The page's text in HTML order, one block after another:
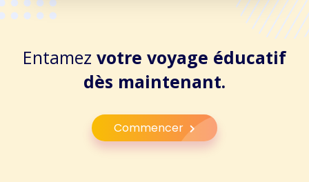
Entamez votre voyage éducatif
dès maintenant.
Commencer